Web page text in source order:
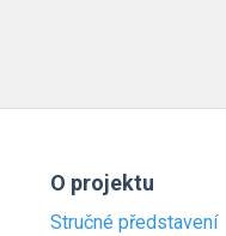
O projektu
Stručné představení